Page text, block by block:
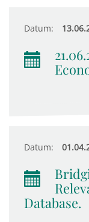
Datum:
Datum:
Database.